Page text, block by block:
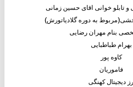
و تابلو خوانی اقای حسین زمانی
به دوره گلادیاتورش)
بنام مهران رضایی
بهرام طباطبایی
کاوه پور
فاموریان
دیجیتال کهنگی